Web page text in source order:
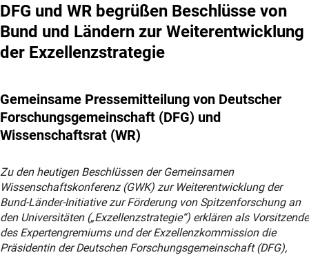
DFG und WR begrüßen Beschlüsse von
Bund und Ländern zur Weiterentwicklung
der Exzellenzstrategie
Gemeinsame Pressemitteilung von Deutscher
Forschungsgemeinschaft (DFG) und
Wissenschaftsrat (WR)
Zu den heutigen Beschlüssen der Gemeinsamen
Wissenschaftskonferenz (GWK) zur Weiterentwicklung der
Bund-Länder-Initiative zur Förderung von Spitzenforschung an
den Universitäten („Exzellenzstrategie“) erklären als Vorsitzende
des Expertengremiums und der Exzellenzkommission die
Präsidentin der Deutschen Forschungsgemeinschaft (DFG),